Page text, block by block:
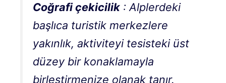
Coğrafi çekicilik : Alplerdeki
başlıca turistik merkezlere
yakınlık, aktiviteyi tesisteki üst
düzey bir konaklamayla
birleştirmenize olanak tanır.